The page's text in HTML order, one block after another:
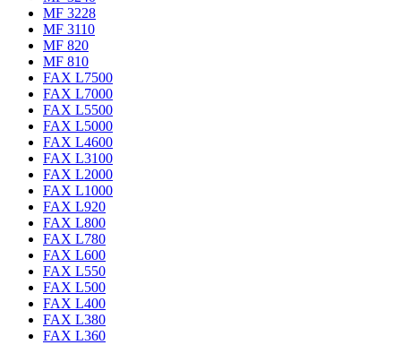
MF 3228
MF 3110
MF 820
MF 810
FAX L7500
FAX L7000
FAX L5500
FAX L5000
FAX L4600
FAX L3100
FAX L2000
FAX L1000
FAX L920
FAX L800
FAX L780
FAX L600
FAX L550
FAX L500
FAX L400
FAX L380
FAX L360